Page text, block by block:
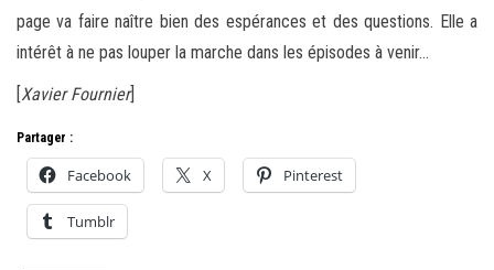
page va faire naître bien des espérances et des questions. Elle a
intérêt à ne pas louper la marche dans les épisodes à venir…
[Xavier Fournier]
Partager :
Facebook X Pinterest
Tumblr